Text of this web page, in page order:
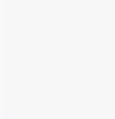
Desjardins, Bauer,
Canada, Groupe
Canadiens de Montréal,
Bleuoutremer, Groupe
À PROPOS